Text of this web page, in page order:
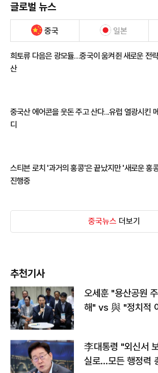
글로벌 뉴스
중국 일본
희토류 다음은 광모듈…중국이 움켜쥔 새로운 전
산
중국산 에어콘을 웃돈 주고 산다...유럽 열광시킨
디
스티븐 로치 '과거의 홍콩'은 끝났지만 '새로운 홍
진행중
중국뉴스 더보기
추천기사
오세훈 "용산공원
해" vs 與 "정치적
李대통령 "외신서
실로…모든 행정력